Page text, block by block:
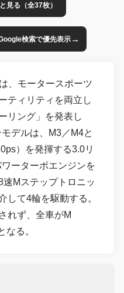
見る（全37枚）
検索で優先表示→
、モータースポーツ
ティリティを両立し
リング」を発表し
デルは、M3／M4と
）を発揮する3.0リ
ーターボエンジンを
Mステップトロニッ
して4輪を駆動する。
れず、全車がM
なる。